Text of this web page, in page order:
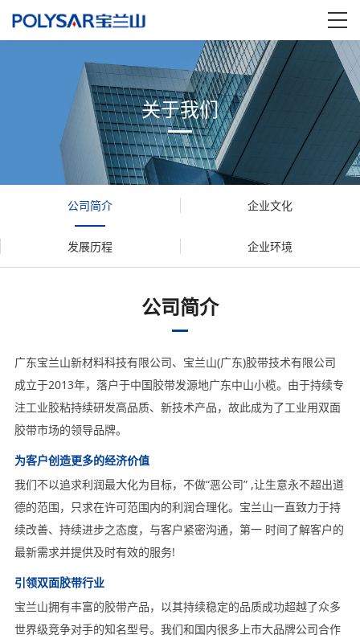
关于我们
公司简介 企业文化
发展历程 企业环境
公司简介
广东宝兰山新材料科技有限公司、宝兰山(广东)胶带技术有限公司
成立于2013年，落户于中国胶带发源地广东中山小榄。由于持续专
注工业胶粘持续研发高品质、新技术产品，故此成为了工业用双面
胶带市场的领导品牌。
为客户创造更多的经济价值
我们不以追求利润最大化为目标，不做“恶公司” ,让生意永不超出道
德的范围，只求在许可范围内的利润合理化。宝兰山一直致力于持
续改善、持续进步之态度，与客户紧密沟通，第一 时间了解客户的
最新需求并提供及时有效的服务!
引领双面胶带行业
宝兰山拥有丰富的胶带产品，以其持续稳定的品质成功超越了众多
世界级竞争对手的知名型号。我们和国内很多上市大品牌公司合作